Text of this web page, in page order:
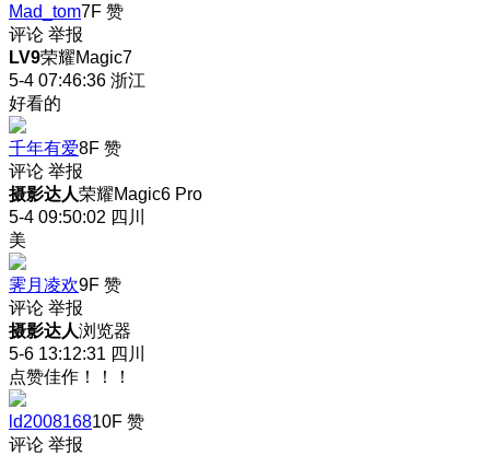
Mad_tom7F 赞
评论 举报
LV9荣耀Magic7
5-4 07:46:36 浙江
好看的
千年有爱8F 赞
评论 举报
摄影达人荣耀Magic6 Pro
5-4 09:50:02 四川
美
霁月凌欢9F 赞
评论 举报
摄影达人浏览器
5-6 13:12:31 四川
点赞佳作！！！
ld200816810F 赞
评论 举报